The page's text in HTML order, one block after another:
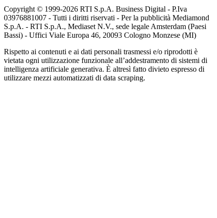
Copyright © 1999-2026 RTI S.p.A. Business Digital - P.Iva
03976881007 - Tutti i diritti riservati - Per la pubblicità Mediamond
S.p.A. - RTI S.p.A., Mediaset N.V., sede legale Amsterdam (Paesi
Bassi) - Uffici Viale Europa 46, 20093 Cologno Monzese (MI)
Rispetto ai contenuti e ai dati personali trasmessi e/o riprodotti è
vietata ogni utilizzazione funzionale all’addestramento di sistemi di
intelligenza artificiale generativa. È altresì fatto divieto espresso di
utilizzare mezzi automatizzati di data scraping.